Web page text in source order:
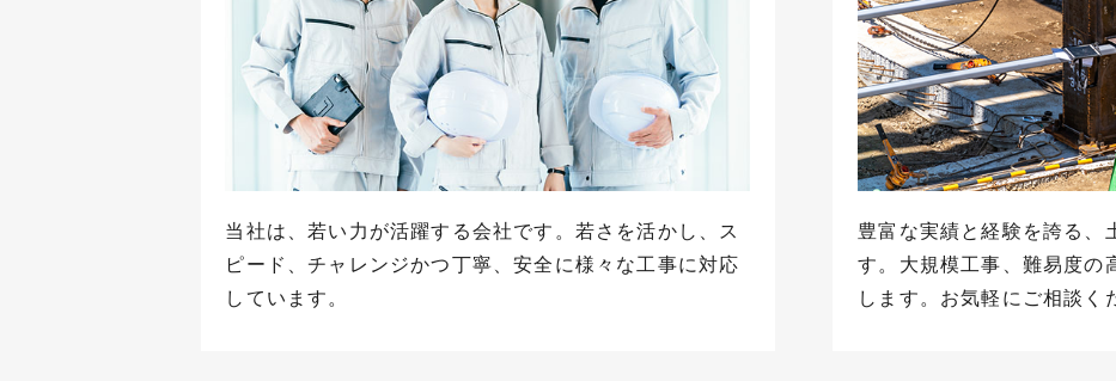
当社は、若い力が活躍する会社です。若さを活かし、ス
ピード、チャレンジかつ丁寧、安全に様々な工事に対応
しています。
豊富な実績と経験を誇る、
す。大規模工事、難易度の
します。お気軽にご相談く